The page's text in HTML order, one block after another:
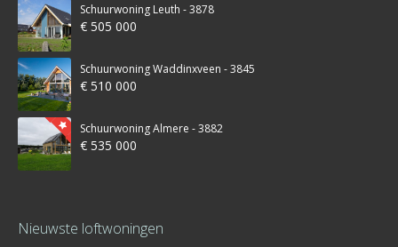
Schuurwoning Leuth - 3878
€ 505 000
Schuurwoning Waddinxveen - 3845
€ 510 000
Schuurwoning Almere - 3882
€ 535 000
Nieuwste loftwoningen